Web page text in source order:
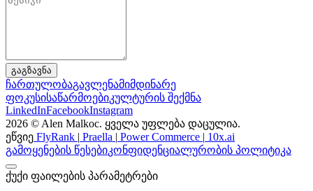
გაგზავნა
ჩართულობაგავლენამიმდინარე
ფოკუსისაწარმოებიკულტურის შექმნა
LinkedInFacebookInstagram
2026 © Alen Malkoc. ყველა უფლება დაცულია.
ეწვიე FlyRank | Praella | Power Commerce | 10x.ai
გამოყენების წესებიკონფიდენციალურობის პოლიტიკა
ქუქი ფაილების პარამეტრები